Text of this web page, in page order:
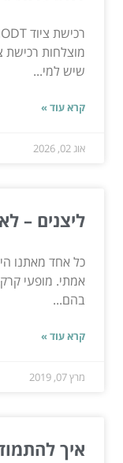
שיש למי...
קרא עוד »
אוג 02, 2026
ליצנים –
כל אחד מאתנו
אמתי. מופעי
בהם...
קרא עוד »
מרץ 07, 2019
איך